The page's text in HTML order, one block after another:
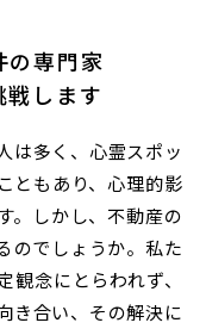
の専門家
戦します
は多く、心霊スポッ
ともあり、心理的影
。しかし、不動産の
のでしょうか。私た
念にとらわれず、
き合い、その解決に